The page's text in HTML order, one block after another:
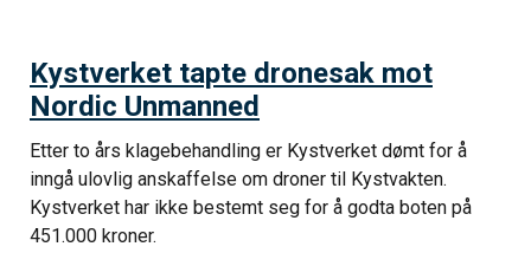
Kystverket tapte dronesak mot
Nordic Unmanned
Etter to års klagebehandling er Kystverket dømt for å
inngå ulovlig anskaffelse om droner til Kystvakten.
Kystverket har ikke bestemt seg for å godta boten på
451.000 kroner.